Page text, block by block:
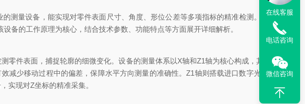
量设备，能实现对零件表面尺寸、角度、形位公差等多项指标的精准检测。粗糙
备的工作原理为核心，结合技术参数、功能特点等方面展开详细解析。
件表面，捕捉轮廓的细微变化。设备的测量体系以X轴和Z1轴为核心构成，其中X
减少移动过程中的偏差，保障水平方向测量的准确性。Z1轴则搭载进口数字光栅传
实现对Z坐标的精准采集。
在线客服
电话咨询
微信咨询